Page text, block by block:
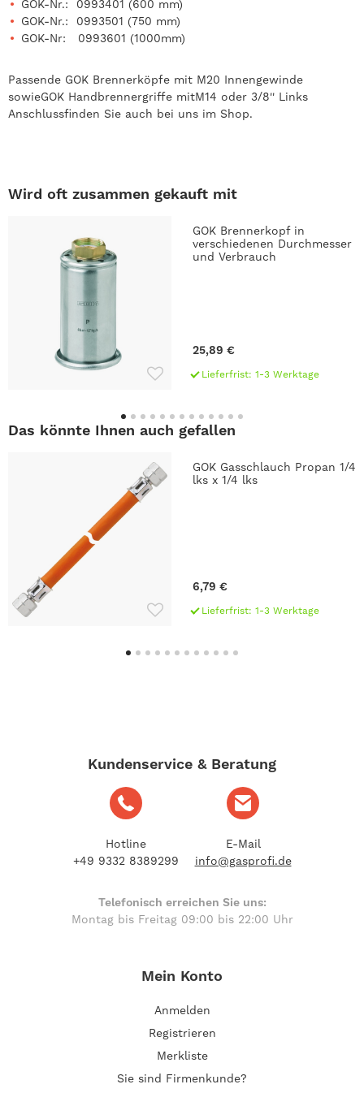
GOK-Nr.: 0993401 (600 mm)
GOK-Nr.: 0993501 (750 mm)
GOK-Nr: 0993601 (1000mm)
Passende GOK Brennerköpfe mit M20 Innengewinde
sowieGOK Handbrennergriffe mitM14 oder 3/8'' Links
Anschlussfinden Sie auch bei uns im Shop.
Wird oft zusammen gekauft mit
GOK Brennerkopf in
verschiedenen Durchmesser
und Verbrauch
25,89 €
Lieferfrist: 1-3 Werktage
Das könnte Ihnen auch gefallen
GOK Gasschlauch Propan 1/4
lks x 1/4 lks
6,79 €
Lieferfrist: 1-3 Werktage
Kundenservice & Beratung
Hotline
+49 9332 8389299
E-Mail
info@gasprofi.de
Telefonisch erreichen Sie uns:
Montag bis Freitag 09:00 bis 22:00 Uhr
Mein Konto
Anmelden
Registrieren
Merkliste
Sie sind Firmenkunde?